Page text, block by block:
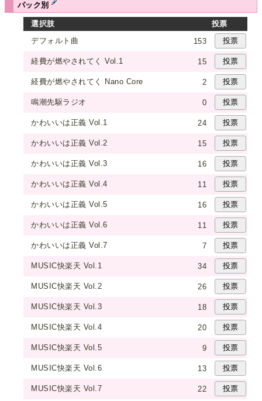
パック別
選択肢
投票
デフォルト曲
153
経費が燃やされてく Vol.1 15
経費が燃やされてく Nano Core 2
鳴潮先駆ラジオ 0
かわいいは正義 Vol.1 24
かわいいは正義 Vol.2 15
かわいいは正義 Vol.3 16
かわいいは正義 Vol.4 11
かわいいは正義 Vol.5 16
かわいいは正義 Vol.6 11
かわいいは正義 Vol.7 7
MUSIC快楽天 Vol.1 34
MUSIC快楽天 Vol.2 26
MUSIC快楽天 Vol.3 18
MUSIC快楽天 Vol.4 20
MUSIC快楽天 Vol.5 9
MUSIC快楽天 Vol.6 13
MUSIC快楽天 Vol.7 22